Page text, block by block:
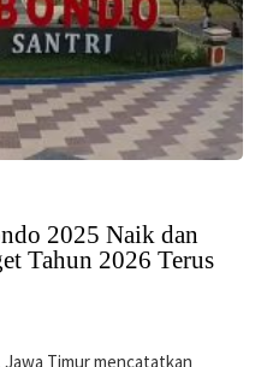
2025 Naik dan
Tahun 2026 Terus
Timur mencatatkan